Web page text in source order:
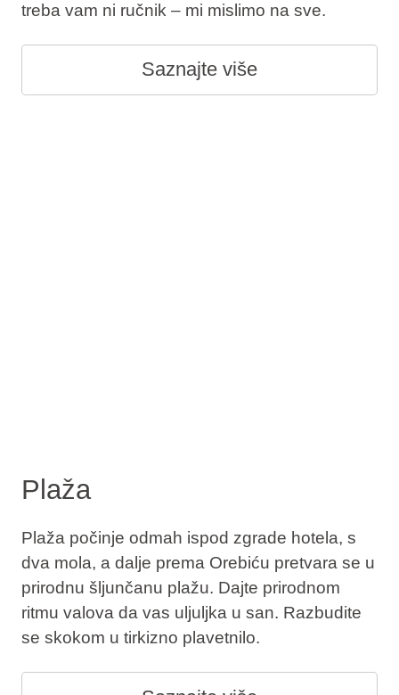
treba vam ni ručnik – mi mislimo na sve.
Saznajte više
Plaža
Plaža počinje odmah ispod zgrade hotela, s
dva mola, a dalje prema Orebiću pretvara se u
prirodnu šljunčanu plažu. Dajte prirodnom
ritmu valova da vas uljuljka u san. Razbudite
se skokom u tirkizno plavetnilo.